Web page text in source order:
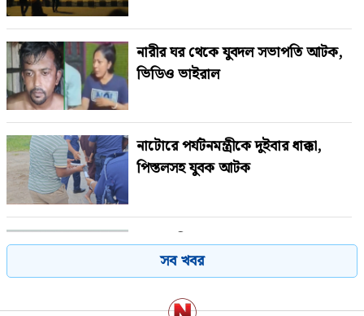
নারীর ঘর থেকে যুবদল সভাপতি আটক,
ভিডিও ভাইরাল
নাটোরে পর্যটনমন্ত্রীকে দুইবার ধাক্কা,
পিস্তলসহ যুবক আটক
শেখ হাসিনাকে বাংলাদেশের হাতে তুলে
দেবে ভারত, প্রত্যাশা জামায়াতের
সব খবর